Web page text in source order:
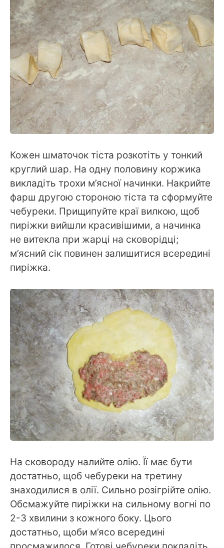
Кожен шматочок тіста розкотіть у тонкий
круглий шар. На одну половину коржика
викладіть трохи м’ясної начинки. Накрийте
фарш другою стороною тіста та сформуйте
чебуреки. Прищипуйте краї вилкою, щоб
пиріжки вийшли красивішими, а начинка
не витекла при жарці на сковорідці;
м’ясний сік повинен залишитися всередині
пиріжка.
На сковороду налийте олію. Її має бути
достатньо, щоб чебуреки на третину
знаходилися в олії. Сильно розігрійте олію.
Обсмажуйте пиріжки на сильному вогні по
2-3 хвилини з кожного боку. Цього
достатньо, щоби м’ясо всередині